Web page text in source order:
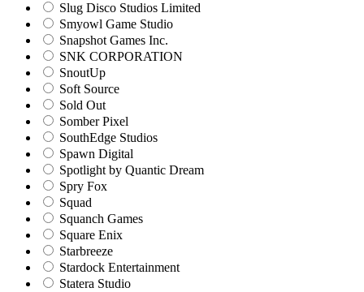
Slug Disco Studios Limited
Smyowl Game Studio
Snapshot Games Inc.
SNK CORPORATION
SnoutUp
Soft Source
Sold Out
Somber Pixel
SouthEdge Studios
Spawn Digital
Spotlight by Quantic Dream
Spry Fox
Squad
Squanch Games
Square Enix
Starbreeze
Stardock Entertainment
Statera Studio